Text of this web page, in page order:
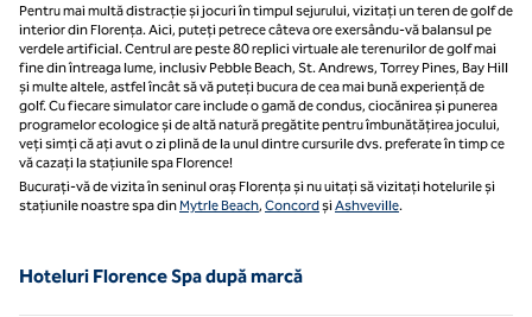
Pentru mai multă distracție și jocuri în timpul sejurului, vizitați un teren de golf de
interior din Florența. Aici, puteți petrece câteva ore exersându-vă balansul pe
verdele artificial. Centrul are peste 80 replici virtuale ale terenurilor de golf mai
fine din întreaga lume, inclusiv Pebble Beach, St. Andrews, Torrey Pines, Bay Hill
și multe altele, astfel încât să vă puteți bucura de cea mai bună experiență de
golf. Cu fiecare simulator care include o gamă de condus, ciocănirea și punerea
programelor ecologice și de altă natură pregătite pentru îmbunătățirea jocului,
veți simți că ați avut o zi plină de la unul dintre cursurile dvs. preferate în timp ce
vă cazați la stațiunile spa Florence!
Bucurați-vă de vizita în seninul oraș Florența și nu uitați să vizitați hotelurile și
stațiunile noastre spa dinMytrle Beach, ConcordșiAshveville.
Hoteluri Florence Spa după marcă